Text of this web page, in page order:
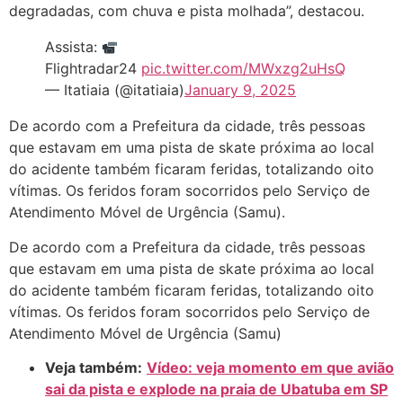
degradadas, com chuva e pista molhada”, destacou.
Assista:
Flightradar24 pic.twitter.com/MWxzg2uHsQ
— Itatiaia (@itatiaia)January 9, 2025
De acordo com a Prefeitura da cidade, três pessoas
que estavam em uma pista de skate próxima ao local
do acidente também ficaram feridas, totalizando oito
vítimas. Os feridos foram socorridos pelo Serviço de
Atendimento Móvel de Urgência (Samu).
De acordo com a Prefeitura da cidade, três pessoas
que estavam em uma pista de skate próxima ao local
do acidente também ficaram feridas, totalizando oito
vítimas. Os feridos foram socorridos pelo Serviço de
Atendimento Móvel de Urgência (Samu)
Veja também: Vídeo: veja momento em que avião
sai da pista e explode na praia de Ubatuba em SP